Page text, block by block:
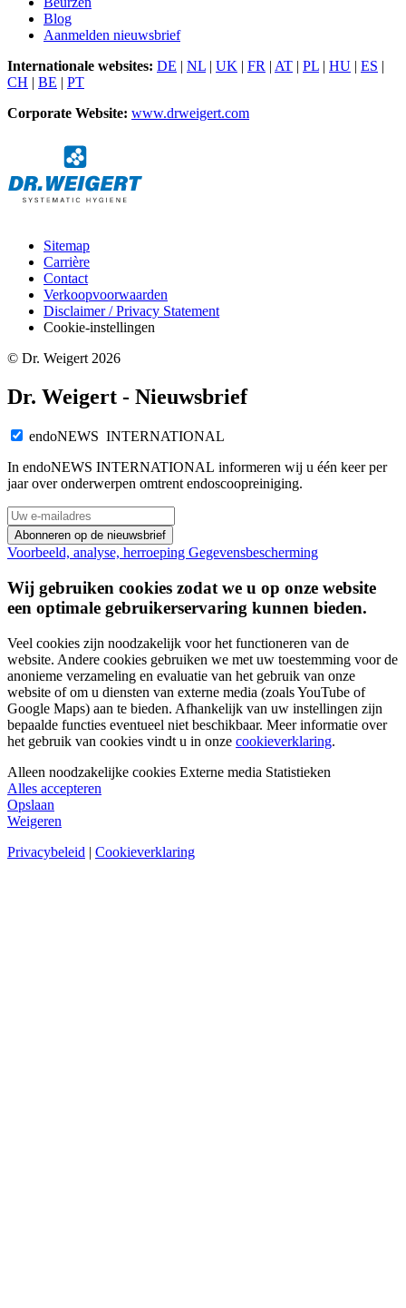
Blog
Aanmelden nieuwsbrief
Internationale websites: DE | NL | UK | FR | AT | PL | HU | ES |
CH | BE | PT
Corporate Website: www.drweigert.com
Sitemap
Carrière
Contact
Verkoopvoorwaarden
Disclaimer / Privacy Statement
Cookie-instellingen
© Dr. Weigert 2026
Dr. Weigert - Nieuwsbrief
endoNEWS INTERNATIONAL
In endoNEWS INTERNATIONAL informeren wij u één keer per
jaar over onderwerpen omtrent endoscoopreiniging.
Abonneren op de nieuwsbrief
Voorbeeld, analyse, herroeping Gegevensbescherming
Wij gebruiken cookies zodat we u op onze website
een optimale gebruikerservaring kunnen bieden.
Veel cookies zijn noodzakelijk voor het functioneren van de
website. Andere cookies gebruiken we met uw toestemming voor de
anonieme verzameling en evaluatie van het gebruik van onze
website of om u diensten van externe media (zoals YouTube of
Google Maps) aan te bieden. Afhankelijk van uw instellingen zijn
bepaalde functies eventueel niet beschikbaar. Meer informatie over
het gebruik van cookies vindt u in onze cookieverklaring.
Alleen noodzakelijke cookies Externe media Statistieken
Alles accepteren
Opslaan
Weigeren
Privacybeleid | Cookieverklaring